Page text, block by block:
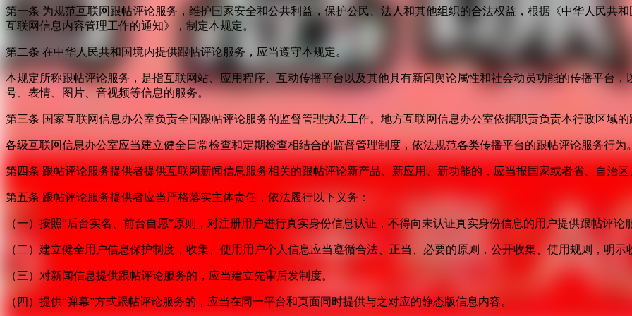
第一条 为规范互联网跟帖评论服务，维护国家安全和公共利益，保护公民、法人和其他组织的合法权益，根据《中华人民共
互联网信息内容管理工作的通知》，制定本规定。
第二条 在中华人民共和国境内提供跟帖评论服务，应当遵守本规定。
本规定所称跟帖评论服务，是指互联网站、应用程序、互动传播平台以及其他具有新闻舆论属性和社会动员功能的传播平台
号、表情、图片、音视频等信息的服务。
第三条 国家互联网信息办公室负责全国跟帖评论服务的监督管理执法工作。地方互联网信息办公室依据职责负责本行政区域
各级互联网信息办公室应当建立健全日常检查和定期检查相结合的监督管理制度，依法规范各类传播平台的跟帖评论服务行为
第四条 跟帖评论服务提供者提供互联网新闻信息服务相关的跟帖评论新产品、新应用、新功能的，应当报国家或者省、自治
第五条 跟帖评论服务提供者应当严格落实主体责任，依法履行以下义务：
（一）按照“后台实名、前台自愿”原则，对注册用户进行真实身份信息认证，不得向未认证真实身份信息的用户提供跟帖评论
（二）建立健全用户信息保护制度，收集、使用用户个人信息应当遵循合法、正当、必要的原则，公开收集、使用规则，明
（三）对新闻信息提供跟帖评论服务的，应当建立先审后发制度。
（四）提供“弹幕”方式跟帖评论服务的，应当在同一平台和页面同时提供与之对应的静态版信息内容。